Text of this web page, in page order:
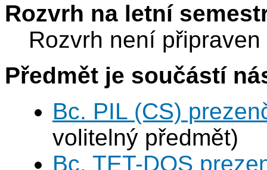
Rozvrh na letní
Rozvrh není připraven
Předmět je součástí
Bc. PIL (CS)
volitelný předmět)
Bc. TET-DOS